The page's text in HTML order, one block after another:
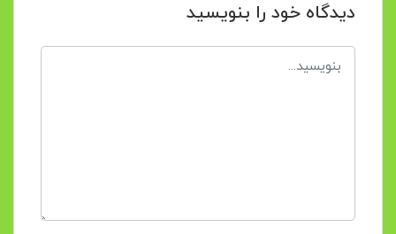
دیدگاه خود را بنویسید